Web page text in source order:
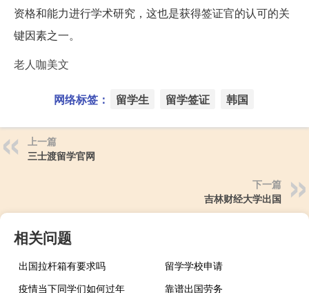
资格和能力进行学术研究，这也是获得签证官的认可的关
键因素之一。
老人咖美文
网络标签： 留学生 留学签证 韩国
上一篇
三士渡留学官网
下一篇
吉林财经大学出国
相关问题
出国拉杆箱有要求吗
留学学校申请
疫情当下同学们如何过年
靠谱出国劳务